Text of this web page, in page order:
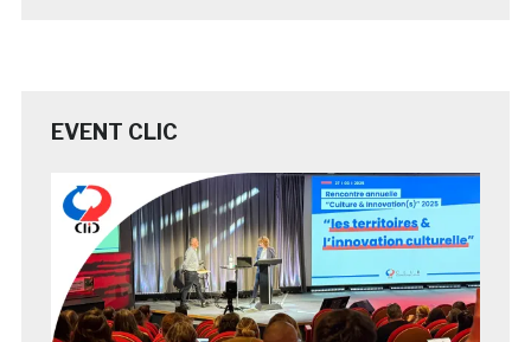
EVENT CLIC